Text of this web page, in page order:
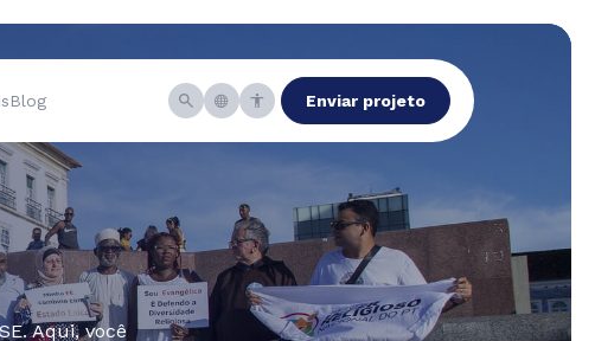
Blog Enviar projeto
Aqui, você